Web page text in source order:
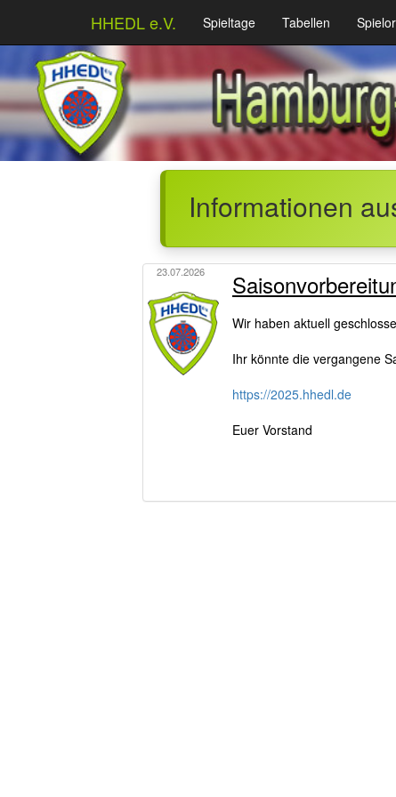
HHEDL e.V. Spieltage Tabellen
Informationen
23.07.2026
Wir haben aktuell
Ihr könnte die vergangene
https://2025.hhedl.de
Euer Vorstand